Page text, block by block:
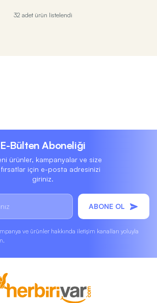
32 adet ürün listelendi
E-Bülten Aboneliği
ürünler, kampanyalar ve size
için e-posta adresinizi
giriniz.
ABONE OL
ve ürünler hakkında iletişim kanalları yoluyla